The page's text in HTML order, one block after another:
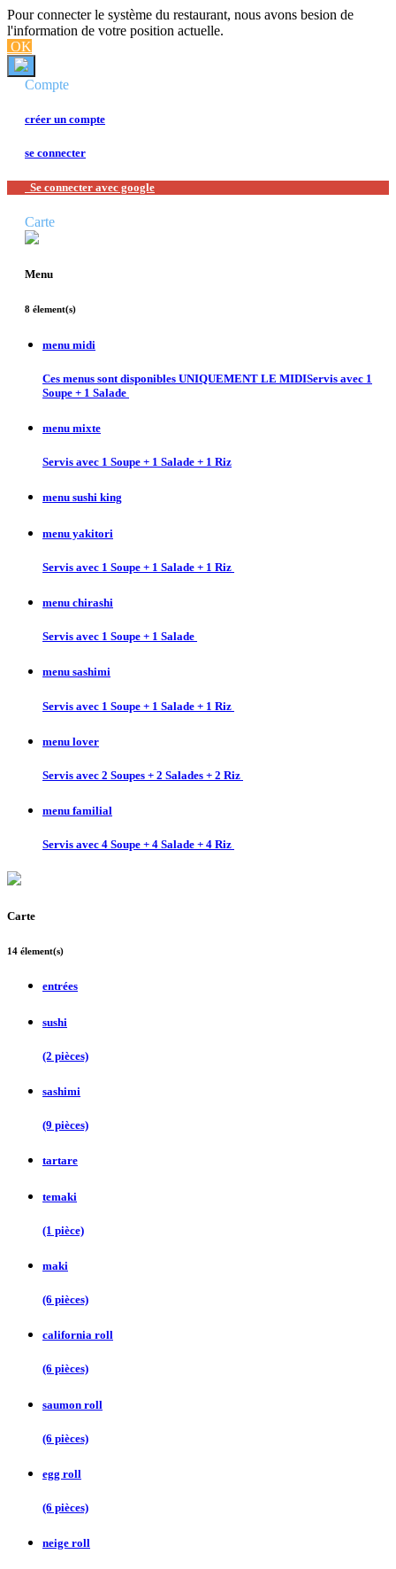
Pour connecter le système du restaurant, nous avons besion de
l'information de votre position actuelle.
OK
Compte
créer un compte
se connecter
Se connecter avec google
Carte
Menu
8 élement(s)
menu midi
Ces menus sont disponibles UNIQUEMENT LE MIDIServis avec 1
Soupe + 1 Salade
menu mixte
Servis avec 1 Soupe + 1 Salade + 1 Riz
menu sushi king
menu yakitori
Servis avec 1 Soupe + 1 Salade + 1 Riz
menu chirashi
Servis avec 1 Soupe + 1 Salade
menu sashimi
Servis avec 1 Soupe + 1 Salade + 1 Riz
menu lover
Servis avec 2 Soupes + 2 Salades + 2 Riz
menu familial
Servis avec 4 Soupe + 4 Salade + 4 Riz
Carte
14 élement(s)
entrées
sushi
(2 pièces)
sashimi
(9 pièces)
tartare
temaki
(1 pièce)
maki
(6 pièces)
california roll
(6 pièces)
saumon roll
(6 pièces)
egg roll
(6 pièces)
neige roll